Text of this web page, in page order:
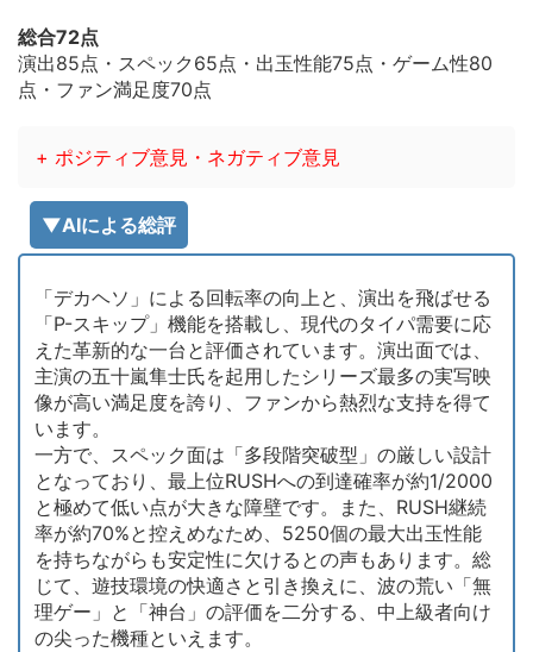
総合72点
演出85点・スペック65点・出玉性能75点・ゲーム性80
点・ファン満足度70点
+ ポジティブ意見・ネガティブ意見
▼AIによる総評
「デカヘソ」による回転率の向上と、演出を飛ばせる
「P-スキップ」機能を搭載し、現代のタイパ需要に応
えた革新的な一台と評価されています。演出面では、
主演の五十嵐隼士氏を起用したシリーズ最多の実写映
像が高い満足度を誇り、ファンから熱烈な支持を得て
います。
一方で、スペック面は「多段階突破型」の厳しい設計
となっており、最上位RUSHへの到達確率が約1/2000
と極めて低い点が大きな障壁です。また、RUSH継続
率が約70%と控えめなため、5250個の最大出玉性能
を持ちながらも安定性に欠けるとの声もあります。総
じて、遊技環境の快適さと引き換えに、波の荒い「無
理ゲー」と「神台」の評価を二分する、中上級者向け
の尖った機種といえます。